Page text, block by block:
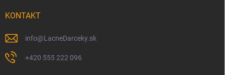
KONTAKT
info@LacneDarceky.sk
+420 555 222 096